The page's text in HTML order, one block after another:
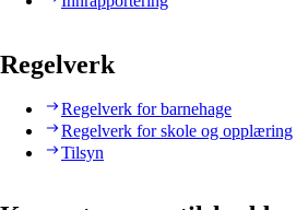
Regelverk
Regelverk for barnehage
Regelverk for skole og opplæring
Tilsyn